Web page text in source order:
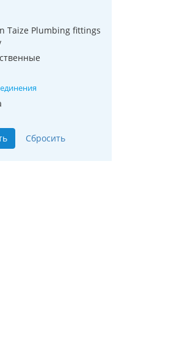
Taize Plumbing fittings